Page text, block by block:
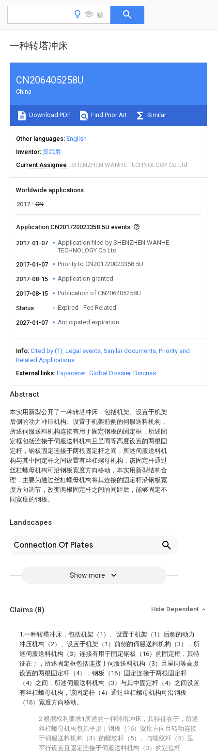
一种转塔冲床
Abstract
本实用新型公开了一种转塔冲床，包括机架、设置于机架
后侧的动力冲压机构、设置于机架前侧的伺服送料机构，
所述伺服送料机构连接有用于固定钢板的固定框，所述固
定框包括连接于伺服送料机构且呈同等高度设置的两根固
定杆，钢板固定连接于两根固定杆之间，所述伺服送料机
构与其中固定杆之间设置有丝杠螺母机构，该固定杆通过
丝杠螺母机构可沿钢板宽度方向移动，本实用新型结构合
理，主要为通过丝杠螺母机构将其连接的固定杆沿钢板宽
度方向调节，改变两根固定杆之间的间距后，能够固定不
同宽度的钢板。
Landscapes
Connection Of Plates
Show more
CN206405258U
China
Download PDF Find Prior Art Similar
Other languages English
Inventor 黄武胜
Current Assignee
SHENZHEN WANHE TECHNOLOGY Co Ltd
Worldwide applications
2017
CN
Application CN201720023358.5U events
2017-01-07
Application filed by SHENZHEN WANHE
TECHNOLOGY Co Ltd
2017-01-07
Priority to CN201720023358.5U
2017-08-15 Application granted
2017-08-15 Publication of CN206405258U
Status Expired - Fee Related
2027-01-07 Anticipated expiration
Info Cited by (1) Legal events Similar documents Priority and
Related Applications
External links Espacenet Global Dossier Discuss
Claims (8) Hide Dependent
1.一种转塔冲床，包括机架（1）、设置于机架（1）后侧的动力
冲压机构（2）、设置于机架（1）前侧的伺服送料机构（3），所
述伺服送料机构（3）连接有用于固定钢板（16）的固定框，其特
征在于，所述固定框包括连接于伺服送料机构（3）且呈同等高度
设置的两根固定杆（4），钢板（16）固定连接于两根固定杆
（4）之间，所述伺服送料机构（3）与其中固定杆（4）之间设置
有丝杠螺母机构，该固定杆（4）通过丝杠螺母机构可沿钢板
（16）宽度方向移动。
2.根据权利要求1所述的一种转塔冲床，其特征在于，所述
丝杠螺母机构包括平形于钢板（16）宽度方向且转动连接
于伺服送料机构（3）的螺纹杆（5）、与螺纹杆（5）呈
平行设置且固定连接于伺服送料机构（3）的定位杆